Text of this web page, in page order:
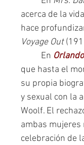
acerca de la
hace
Voyage Out
En
que hasta el
su propia
y sexual con la
Woolf. El
ambas mujeres
celebración de